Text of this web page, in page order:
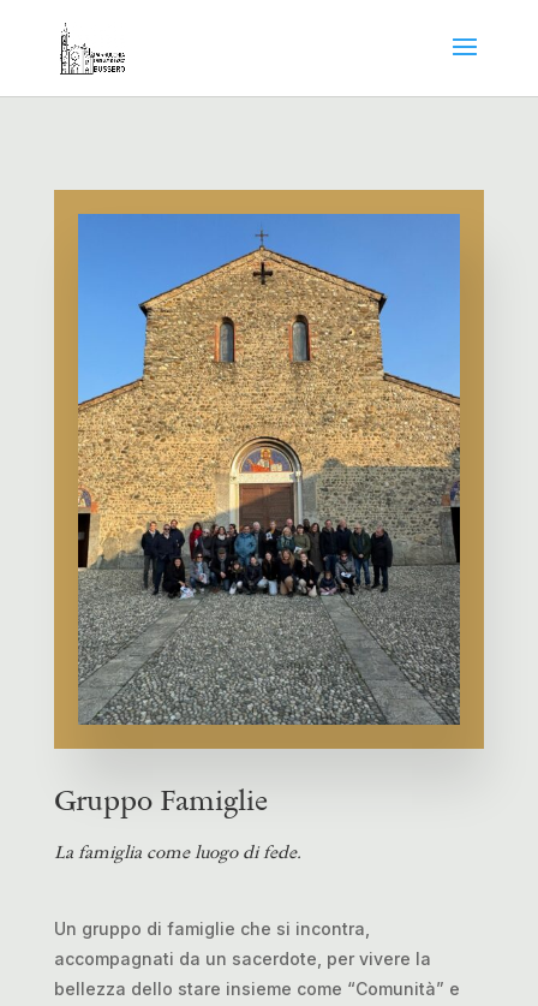
Gruppo Famiglie
La famiglia come luogo di fede.
Un gruppo di famiglie che si incontra,
accompagnati da un sacerdote, per vivere la
bellezza dello stare insieme come “Comunità” e